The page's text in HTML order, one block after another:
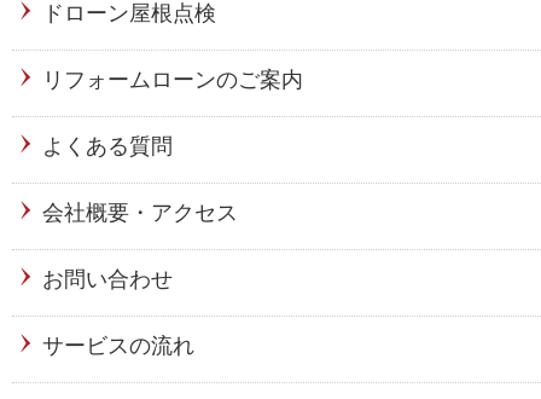
ドローン屋根点検
リフォームローンのご案内
よくある質問
会社概要・アクセス
お問い合わせ
サービスの流れ